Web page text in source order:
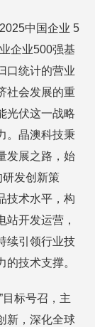
中国企业 5
企业500强基
口统计的营业
社会发展的重
光伏这一战略
。晶澳科技秉
发展之路，始
研发创新策
技术水平，构
开发运营，
续引领行业技
技术支撑。
目标号召，主
新，深化全球